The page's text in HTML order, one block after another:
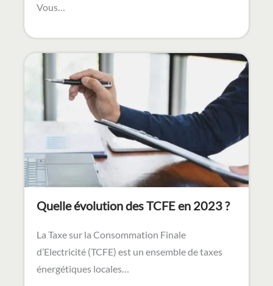
Vous…
Quelle évolution des TCFE en 2023 ?
La Taxe sur la Consommation Finale
d’Electricité (TCFE) est un ensemble de taxes
énergétiques locales…